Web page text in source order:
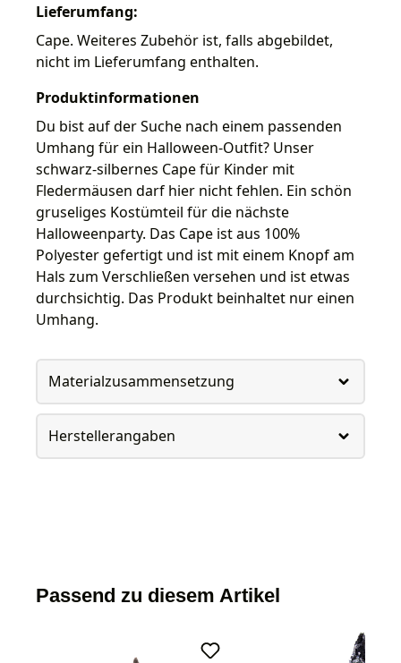
Lieferumfang:
Cape. Weiteres Zubehör ist, falls abgebildet,
nicht im Lieferumfang enthalten.
Produktinformationen
Du bist auf der Suche nach einem passenden
Umhang für ein Halloween-Outfit? Unser
schwarz-silbernes Cape für Kinder mit
Fledermäusen darf hier nicht fehlen. Ein schön
gruseliges Kostümteil für die nächste
Halloweenparty. Das Cape ist aus 100%
Polyester gefertigt und ist mit einem Knopf am
Hals zum Verschließen versehen und ist etwas
durchsichtig. Das Produkt beinhaltet nur einen
Umhang.
Materialzusammensetzung
Herstellerangaben
Passend zu diesem Artikel